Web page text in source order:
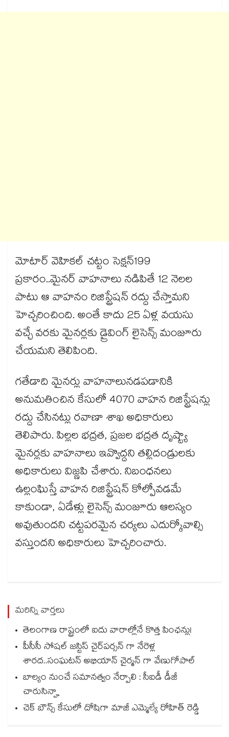
మోటార్ వెహికల్ చట్టం సెక్షన్199
ప్రకారం..మైనర్ వాహనాలు నడిపితే 12 నెలల
పాటు ఆ వాహనం రిజిస్ట్రేషన్ రద్దు చేస్తామని
హెచ్చరించింది. అంతే కాదు 25 ఏళ్ల వయసు
వచ్చే వరకు మైనర్లకు డ్రైవింగ్ లైసెన్స్ మంజూరు
చేయమని తెలిపింది.
గతేడాది మైనర్లు వాహనాలునడపడానికి
అనుమతించిన కేసులో 4070 వాహన రిజిస్ట్రేషన్లు
రద్దు చేసినట్లు రవాణా శాఖ అధికారులు
తెలిపారు. పిల్లల భద్రత, ప్రజల భద్రత దృష్ట్యా
మైనర్లకు వాహనాలు ఇవ్వొద్దని తల్లిదండ్రులకు
అధికారులు విజ్ణపి చేశారు. నిబంధనలు
ఉల్లంఘిస్తే వాహన రిజిస్ట్రేషన్ కోల్పోవడమే
కాకుండా, ఏడేళ్లు లైసెన్స్ మంజూరు ఆలస్యం
అవుతుందని చట్టపరమైన చర్యలు ఎదుర్కోవాల్సి
వస్తుందని అధికారులు హెచ్చరించారు.
మరిన్ని వార్తలు
తెలంగాణ రాష్ట్రంలో ఐదు వారాల్లోనే కొత్త పింఛన్లు!
పీసీసీ సోషల్ జస్టిస్ చైర్‌‌‌‌పర్సన్‌‌‌‌ గా నేరెళ్ల
శారద..సంఘటన్ అభియాన్ చైర్మన్‌‌‌‌ గా వేణుగోపాల్‌‌‌‌
బాల్యం నుంచే సమానత్వం నేర్పాలి : సీఐడీ డీజీ
చారుసిన్హా
చెక్‌‌‌‌‌‌‌‌‌‌ బౌన్స్‌‌‌‌ కేసులో దోషిగా మాజీ ఎమ్మెల్యే రోహిత్‌‌‌‌ రెడ్డి